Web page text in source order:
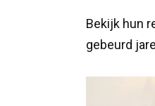
Bekijk hun
gebeurd